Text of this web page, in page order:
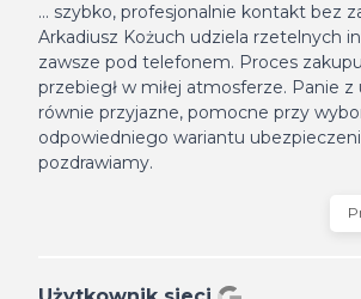
... szybko, profesjonalnie kontakt bez
Arkadiusz Kożuch udziela rzetelnych
zawsze pod telefonem. Proces
przebiegł w miłej atmosferze. Panie
równie przyjazne, pomocne przy
odpowiedniego wariantu
pozdrawiamy.